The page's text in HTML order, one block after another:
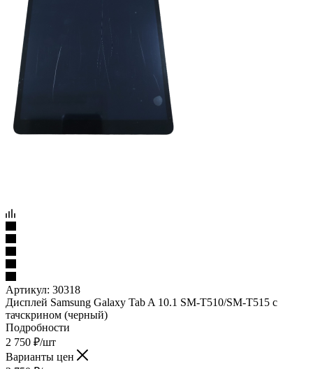
Артикул: 30318
Дисплей Samsung Galaxy Tab A 10.1 SM-T510/SM-T515 с
тачскрином (черный)
Подробности
2 750 ₽/шт
Варианты цен